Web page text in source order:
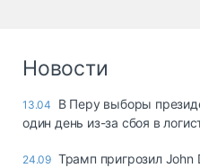
Новости
13.04
В Перу выборы
один день из-за сбоя в
24.09 Трамп пригрозил